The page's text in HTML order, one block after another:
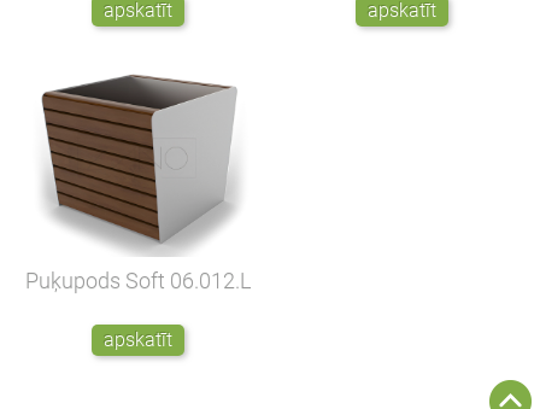
apskatīt apskatīt
Puķupods Soft 06.012.L
apskatīt